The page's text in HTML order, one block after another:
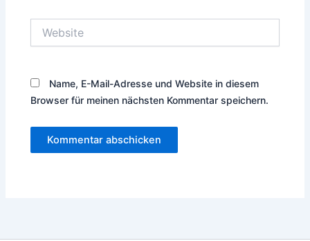
Name, E-Mail-Adresse und Website in diesem
Browser für meinen nächsten Kommentar speichern.